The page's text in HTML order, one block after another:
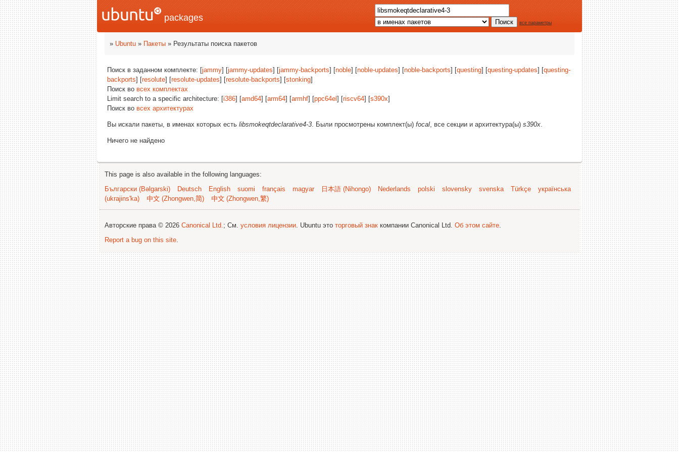
packages все параметры
» Ubuntu » Пакеты » Результаты поиска пакетов
Поиск в заданном комплекте: [jammy] [jammy-updates] [jammy-backports] [noble] [noble-updates] [noble-backports] [questing] [questing-updates] [questing-
backports] [resolute] [resolute-updates] [resolute-backports] [stonking]
Поиск во всех комплектах
Limit search to a specific architecture: [i386] [amd64] [arm64] [armhf] [ppc64el ] [riscv64] [s390x]
Поиск во всех архитектурах
Вы искали пакеты, в именах которых есть libsmokeqtdeclarative4-3. Были просмотрены комплект(ы) focal, все секции и архитектура(ы) s390x.
Ничего не найдено
This page is also available in the following languages:
Български (Bəlgarski)
Deutsch English suomi français magyar 日本語 (Nihongo) Nederlands polski slovensky svenska Türkçe
українська
(ukrajins'ka)
中文 (Zhongwen,简) 中文 (Zhongwen,繁)
Авторские права © 2026 Canonical Ltd.; См. условия лицензии. Ubuntu это торговый знак компании Canonical Ltd. Об этом сайте.
Report a bug on this site.